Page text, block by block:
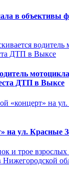
в объективы
ДТП в Выксе
на ул. Красные